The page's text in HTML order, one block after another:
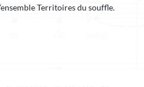
Territoires du souffle.